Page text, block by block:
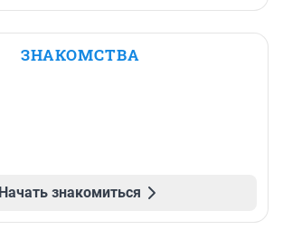
ЗНАКОМСТВА
Начать знакомиться